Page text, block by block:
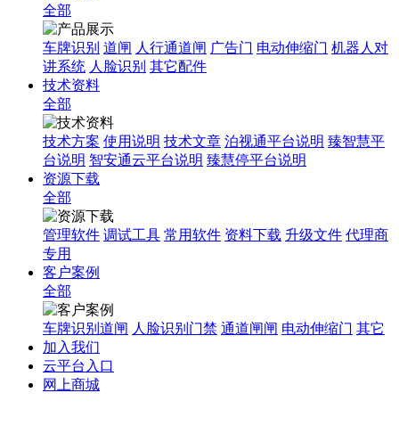
全部
车牌识别 道闸 人行通道闸 广告门 电动伸缩门 机器人对
讲系统 人脸识别 其它配件
技术资料
全部
技术方案 使用说明 技术文章 泊视通平台说明 臻智慧平
台说明 智安通云平台说明 臻慧停平台说明
资源下载
全部
管理软件 调试工具 常用软件 资料下载 升级文件 代理商
专用
客户案例
全部
车牌识别道闸 人脸识别门禁 通道闸闸 电动伸缩门 其它
加入我们
云平台入口
网上商城